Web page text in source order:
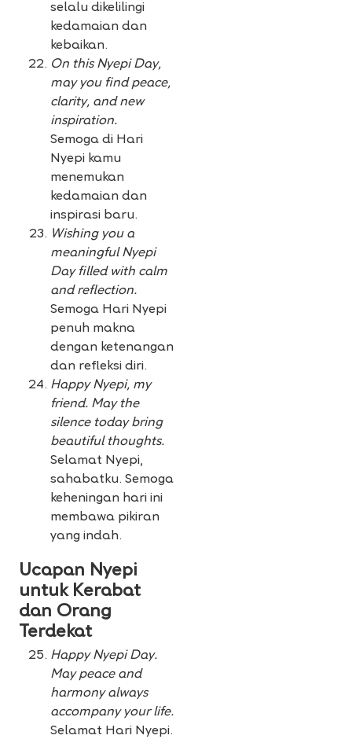
selalu dikelilingi
kedamaian dan
kebaikan.
On this Nyepi Day,
may you find peace,
clarity, and new
inspiration.
Semoga di Hari
Nyepi kamu
menemukan
kedamaian dan
inspirasi baru.
Wishing you a
meaningful Nyepi
Day filled with calm
and reflection.
Semoga Hari Nyepi
penuh makna
dengan ketenangan
dan refleksi diri.
Happy Nyepi, my
friend. May the
silence today bring
beautiful thoughts.
Selamat Nyepi,
sahabatku. Semoga
keheningan hari ini
membawa pikiran
yang indah.
Ucapan Nyepi
untuk Kerabat
dan Orang
Terdekat
Happy Nyepi Day.
May peace and
harmony always
accompany your life.
Selamat Hari Nyepi.